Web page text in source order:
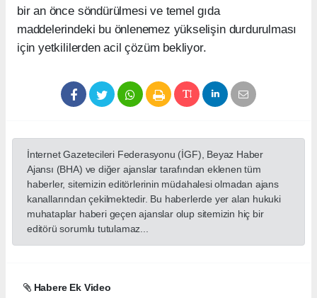
bir an önce söndürülmesi ve temel gıda
maddelerindeki bu önlenemez yükselişin durdurulması
için yetkililerden acil çözüm bekliyor.
İnternet Gazetecileri Federasyonu (İGF), Beyaz Haber
Ajansı (BHA) ve diğer ajanslar tarafından eklenen tüm
haberler, sitemizin editörlerinin müdahalesi olmadan ajans
kanallarından çekilmektedir. Bu haberlerde yer alan hukuki
muhataplar haberi geçen ajanslar olup sitemizin hiç bir
editörü sorumlu tutulamaz...
Habere Ek Video